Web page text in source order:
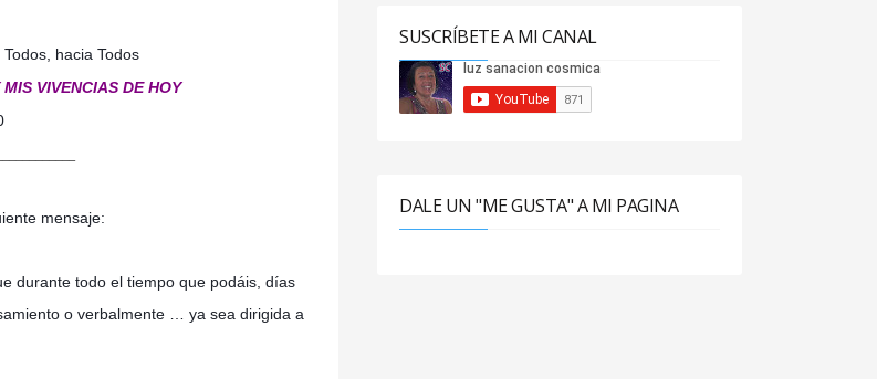
hacia Todos
VIVENCIAS DE HOY
mensaje:
durante todo el tiempo que podáis, días
o verbalmente … ya sea dirigida a
SUSCRÍBETE A MI CANAL
DALE UN "ME GUSTA" A MI PAGINA